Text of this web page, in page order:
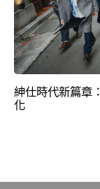
紳仕時代新篇章
化